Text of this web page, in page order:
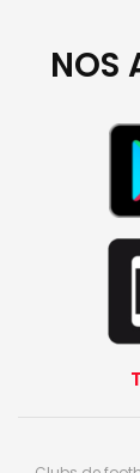
NOS